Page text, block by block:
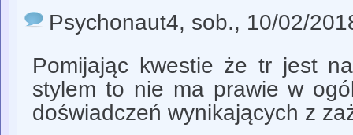
Psychonaut4, sob., 10/02/
Pomijając kwestie że tr jest
stylem to nie ma prawie w
doświadczeń wynikających z